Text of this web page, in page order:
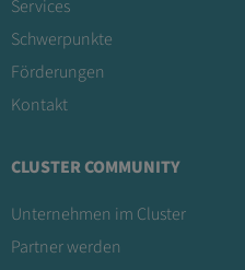
Services
Schwerpunkte
Förderungen
Kontakt
CLUSTER COMMUNITY
Unternehmen im Cluster
Partner werden